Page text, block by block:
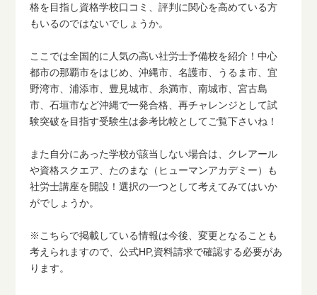
格を目指し資格学校口コミ、評判に関心を高めている方
もいるのではないでしょうか。
ここでは全国的に人気の高い社労士予備校を紹介！中心
都市の那覇市をはじめ、沖縄市、名護市、うるま市、宜
野湾市、浦添市、豊見城市、糸満市、南城市、宮古島
市、石垣市など沖縄で一発合格、再チャレンジとして試
験突破を目指す受験生は参考比較としてご覧下さいね！
また自分にあった学校が該当しない場合は、クレアール
や資格スクエア、たのまな（ヒューマンアカデミー）も
社労士講座を開設！選択の一つとして考えてみてはいか
がでしょうか。
※こちらで掲載している情報は今後、変更となることも
考えられますので、公式HP,資料請求で確認する必要があ
ります。